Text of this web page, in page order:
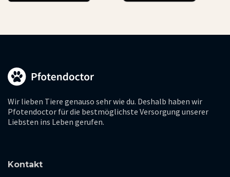
Wir lieben Tiere genauso sehr wie du. Deshalb haben wir
Pfotendoctor für die bestmöglichste Versorgung unserer
Liebsten ins Leben gerufen.
Kontakt